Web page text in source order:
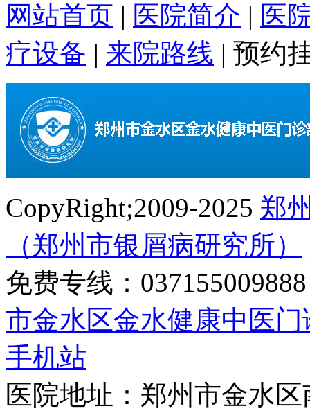
网站首页 | 医院简介 | 医
疗设备 | 来院路线 | 预约
CopyRight;2009-2025 郑
（郑州市银屑病研究所）
免费专线：
市金水区金水健康中医
手机站
医院地址：郑州市金水